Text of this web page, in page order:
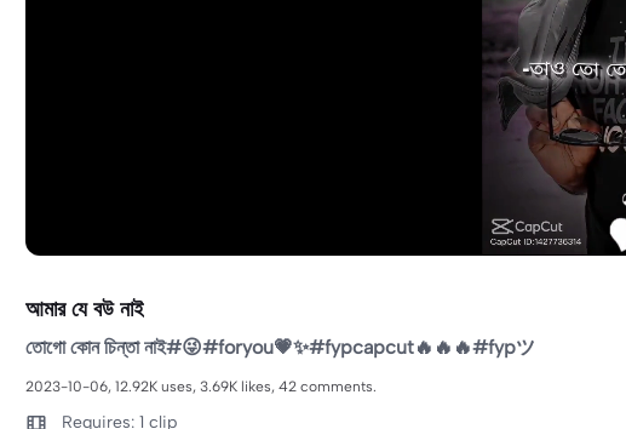
আমার যে বউ নাই
তোগো কোন চিন্তা নাই#😜#foryou💗✨#fypcapcut🔥🔥🔥#fypツ⁠
2023-10-06, 12.92K uses, 3.69K likes, 42 comments.
Requires: 1 clip